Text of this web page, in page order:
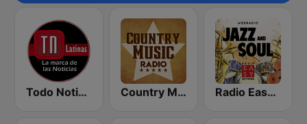
Todo Noticias Latinas Country Music Radio - Classic Country Radio Easy Network Jazz & Soul